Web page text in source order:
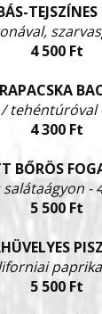
4 500 Ft
tehéntúróval
4 300 Ft
BŐRÖS
-
5 500 Ft
5 500 Ft